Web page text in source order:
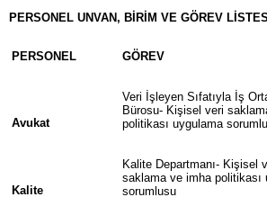
PERSONEL UNVAN, BİRİM VE GÖREV
PERSONEL GÖREV
Avukat
Veri İşleyen Sıfatıyla İş
Bürosu- Kişisel veri
politikası uygulama
Kalite
Kalite Departmanı- Kişisel
saklama ve imha politikası
sorumlusu